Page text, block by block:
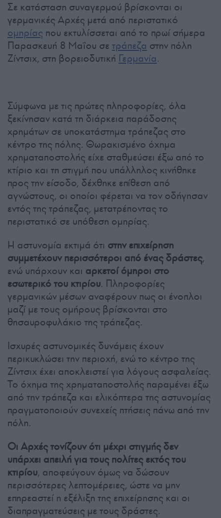
Σε κατάσταση συναγερμού βρίσκονται οι
γερμανικές Αρχές μετά από περιστατικό
ομηρίας που εκτυλίσσεται από το πρωί σήμερα
Παρασκευή 8 Μαΐου σε τράπεζα στην πόλη
Ζίντσιχ, στη βορειοδυτική Γερμανία.
Σύμφωνα με τις πρώτες πληροφορίες, όλα
ξεκίνησαν κατά τη διάρκεια παράδοσης
χρημάτων σε υποκατάστημα τράπεζας στο
κέντρο της πόλης. Θωρακισμένο όχημα
χρηματαποστολής είχε σταθμεύσει έξω από το
κτίριο και τη στιγμή που υπάλληλος κινήθηκε
προς την είσοδο, δέχθηκε επίθεση από
αγνώστους, οι οποίοι φέρεται να τον οδήγησαν
εντός της τράπεζας, μετατρέποντας το
περιστατικό σε υπόθεση ομηρίας.
Η αστυνομία εκτιμά ότι στην επιχείρηση
συμμετέχουν περισσότεροι από ένας δράστες,
ενώ υπάρχουν και αρκετοί όμηροι στο
εσωτερικό του κτιρίου. Πληροφορίες
γερμανικών μέσων αναφέρουν πως οι ένοπλοι
μαζί με τους ομήρους βρίσκονται στο
θησαυροφυλάκιο της τράπεζας.
Ισχυρές αστυνομικές δυνάμεις έχουν
περικυκλώσει την περιοχή, ενώ το κέντρο της
Ζίντσιχ έχει αποκλειστεί για λόγους ασφαλείας.
Το όχημα της χρηματαποστολής παραμένει έξω
από την τράπεζα και ελικόπτερα της αστυνομίας
πραγματοποιούν συνεχείς πτήσεις πάνω από την
πόλη.
Οι Αρχές τονίζουν ότι μέχρι στιγμής δεν
υπάρχει απειλή για τους πολίτες εκτός του
κτιρίου, αποφεύγουν όμως να δώσουν
περισσότερες λεπτομέρειες, ώστε να μην
επηρεαστεί η εξέλιξη της επιχείρησης και οι
διαπραγματεύσεις με τους δράστες.